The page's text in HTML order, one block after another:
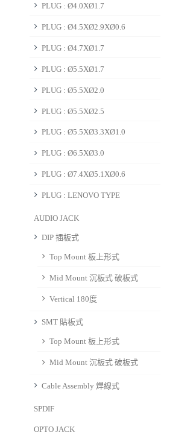
PLUG : Ø4.0XØ1.7
PLUG : Ø4.5XØ2.9XØ0.6
PLUG : Ø4.7XØ1.7
PLUG : Ø5.5XØ1.7
PLUG : Ø5.5XØ2.0
PLUG : Ø5.5XØ2.5
PLUG : Ø5.5XØ3.3XØ1.0
PLUG : Ø6.5XØ3.0
PLUG : Ø7.4XØ5.1XØ0.6
PLUG : LENOVO TYPE
AUDIO JACK
DIP 插板式
Top Mount 板上形式
Mid Mount 沉板式 破板式
Vertical 180度
SMT 貼板式
Top Mount 板上形式
Mid Mount 沉板式 破板式
Cable Assembly 焊線式
SPDIF
OPTO JACK